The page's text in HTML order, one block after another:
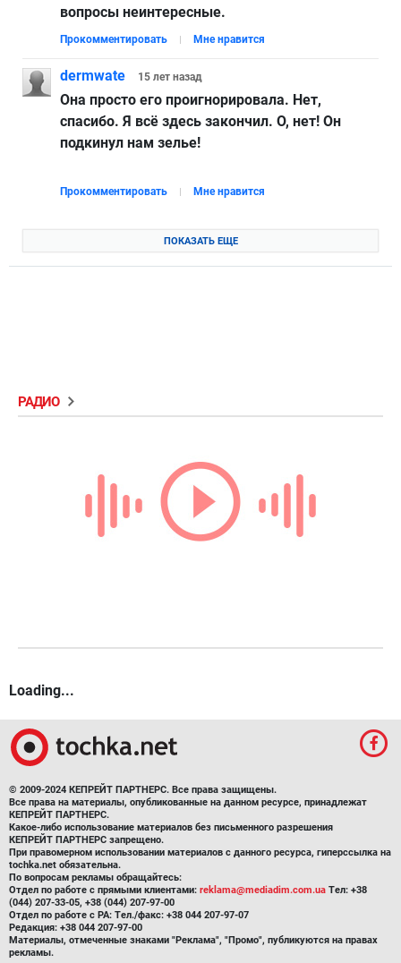
вопросы неинтересные.
Прокомментировать Мне нравится
dermwate 15 лет назад
Она просто его проигнорировала. Нет,
cпасибо. Я всё здесь закончил. О, нет! Он
подкинул нам зелье!
Прокомментировать Мне нравится
ПОКАЗАТЬ ЕЩЕ
РАДИО
Loading...
© 2009-2024 КЕПРЕЙТ ПАРТНЕРС. Все права защищены.
Все права на материалы, опубликованные на данном ресурсе, принадлежат
КЕПРЕЙТ ПАРТНЕРС.
Какое-либо использование материалов без письменного разрешения
КЕПРЕЙТ ПАРТНЕРС запрещено.
При правомерном использовании материалов с данного ресурса, гиперссылка на
tochka.net обязательна.
По вопросам рекламы обращайтесь:
Отдел по работе с прямыми клиентами: reklama@mediadim.com.ua Тел: +38
(044) 207-33-05, +38 (044) 207-97-00
Отдел по работе с РА: Тел./факс: +38 044 207-97-07
Редакция: +38 044 207-97-00
Материалы, отмеченные знаками "Реклама", "Промо", публикуются на правах
рекламы.